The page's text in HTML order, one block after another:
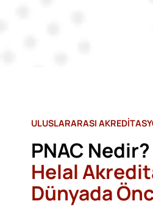
ULUSLARARASI
PNAC Nedir?
Helal
Dünyada